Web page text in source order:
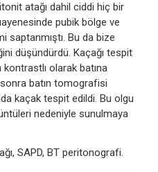
atağı dahil ciddi hiç bir
pubik bölge ve
saptanmıştı. Bu da bize
düşündürdü. Kaçağı tespit
kontrastlı olarak batına
batın tomografisi
kaçak tespit edildi. Bu olgu
nedeniyle sunulmaya
SAPD, BT peritonografi.